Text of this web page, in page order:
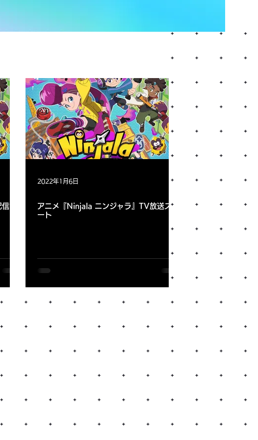
ス
2022年1月6日
アニメ『Ninjala ニンジャラ』TV放送スタ
ート